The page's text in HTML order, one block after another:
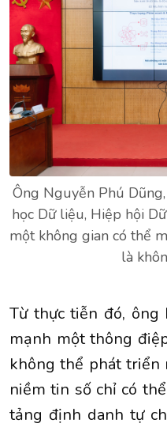
Ông Nguyễn Phú
học Dữ liệu, Hiệp hội
một không gian có thể
là
Từ thực tiễn đó, ông
mạnh một thông
không thể phát triển
niềm tin số chỉ có
tảng định danh tự